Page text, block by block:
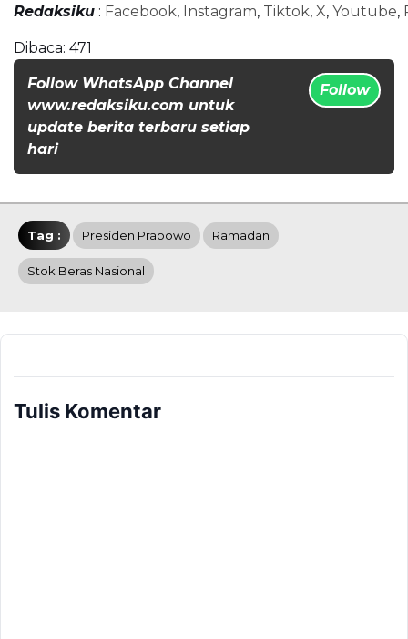
Redaksiku : Facebook, Instagram, Tiktok, X, Youtube,
Dibaca: 471
Follow WhatsApp Channel
www.redaksiku.com untuk
update berita terbaru setiap
hari
Follow
Tag : Presiden Prabowo Ramadan
Stok Beras Nasional
Tulis Komentar